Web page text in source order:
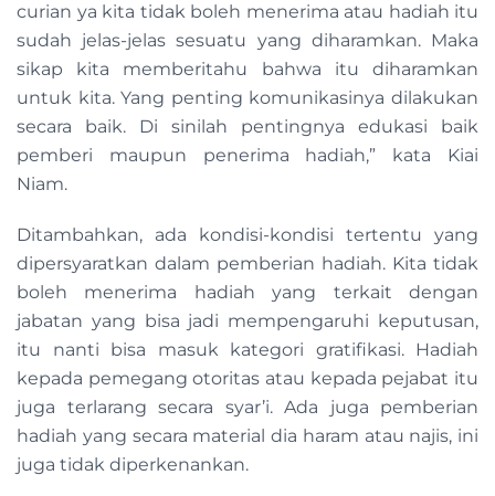
curian ya kita tidak boleh menerima atau hadiah itu
sudah jelas-jelas sesuatu yang diharamkan. Maka
sikap kita memberitahu bahwa itu diharamkan
untuk kita. Yang penting komunikasinya dilakukan
secara baik. Di sinilah pentingnya edukasi baik
pemberi maupun penerima hadiah,” kata Kiai
Niam.
Ditambahkan, ada kondisi-kondisi tertentu yang
dipersyaratkan dalam pemberian hadiah. Kita tidak
boleh menerima hadiah yang terkait dengan
jabatan yang bisa jadi mempengaruhi keputusan,
itu nanti bisa masuk kategori gratifikasi. Hadiah
kepada pemegang otoritas atau kepada pejabat itu
juga terlarang secara syar’i. Ada juga pemberian
hadiah yang secara material dia haram atau najis, ini
juga tidak diperkenankan.